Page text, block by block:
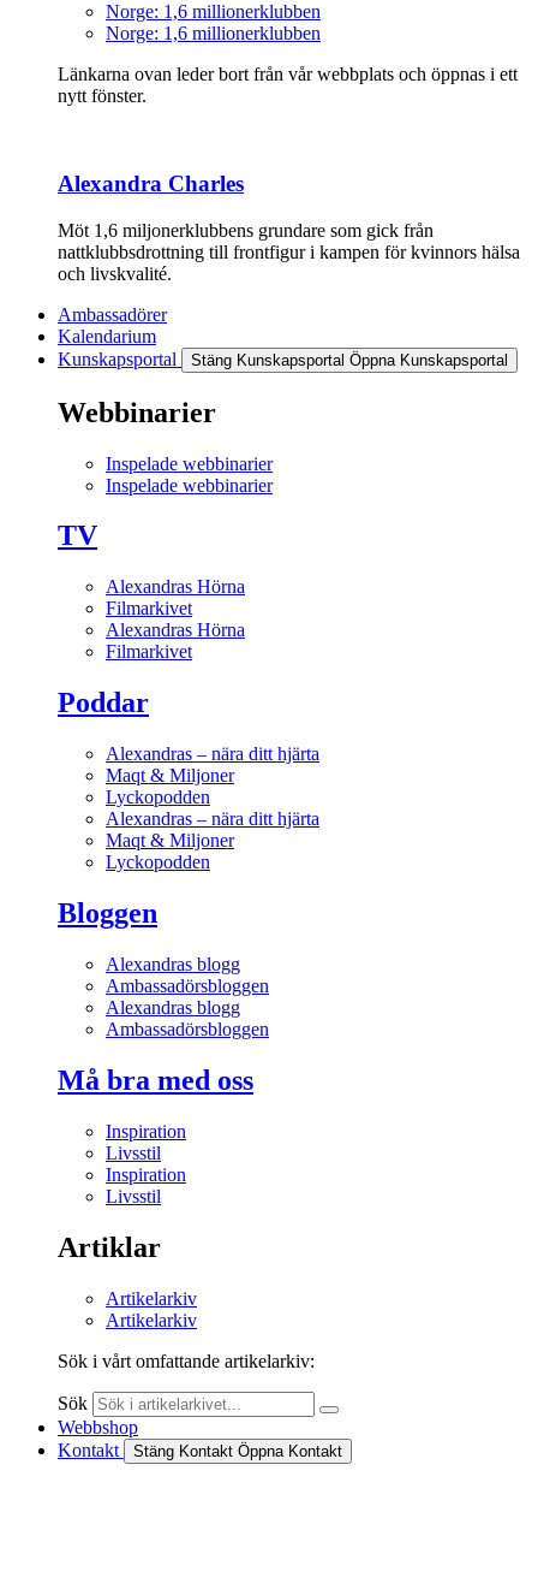
Norge: 1,6 millionerklubben
Norge: 1,6 millionerklubben
Länkarna ovan leder bort från vår webbplats och öppnas i ett
nytt fönster.
Alexandra Charles
Möt 1,6 miljonerklubbens grundare som gick från
nattklubbsdrottning till frontfigur i kampen för kvinnors hälsa
och livskvalité.
Ambassadörer
Kalendarium
Kunskapsportal
Stäng Kunskapsportal Öppna Kunskapsportal
Webbinarier
Inspelade webbinarier
Inspelade webbinarier
TV
Alexandras Hörna
Filmarkivet
Alexandras Hörna
Filmarkivet
Poddar
Alexandras – nära ditt hjärta
Maqt & Miljoner
Lyckopodden
Alexandras – nära ditt hjärta
Maqt & Miljoner
Lyckopodden
Bloggen
Alexandras blogg
Ambassadörsbloggen
Alexandras blogg
Ambassadörsbloggen
Må bra med oss
Inspiration
Livsstil
Inspiration
Livsstil
Artiklar
Artikelarkiv
Artikelarkiv
Sök i vårt omfattande artikelarkiv:
Sök
Webbshop
Kontakt
Stäng Kontakt Öppna Kontakt